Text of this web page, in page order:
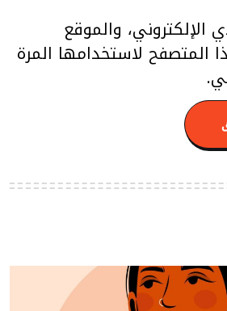
والموقع
المتصفح لاستخدامها المرة